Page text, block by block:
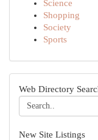
Science
Shopping
Society
Sports
Web Directory
New Site Listings